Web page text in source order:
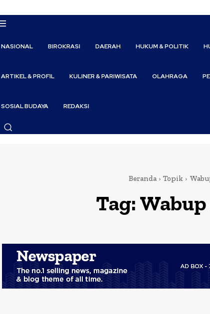
NASIONAL BIROKRASI DAERAH HUKUM & POLITIK
ARTIKEL & PROFIL KULINER & PARIWISATA OLAHRAGA
SOSIAL BUDAYA REDAKSI
Beranda Topik
Tag: